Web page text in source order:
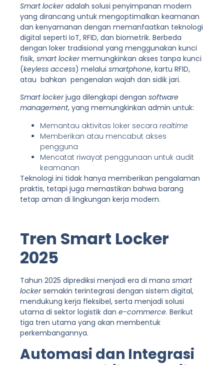
Smart lockeradalah solusi penyimpanan modern
yang dirancang untuk mengoptimalkan keamanan
dan kenyamanan dengan memanfaatkan teknologi
digital seperti IoT, RFID, dan biometrik. Berbeda
dengan loker tradisional yang menggunakan kunci
fisik,smart lockermemungkinkan akses tanpa kunci
(keyless access) melaluismartphone, kartu RFID,
atau bahkan pengenalan wajah dan sidik jari.
Smart lockerjuga dilengkapi dengansoftware
management, yang memungkinkan admin untuk:
Memantau aktivitas loker secararealtime
Memberikan atau mencabut akses
pengguna
Mencatat riwayat penggunaan untuk audit
keamanan
Teknologi ini tidak hanya memberikan pengalaman
praktis, tetapi juga memastikan bahwa barang
tetap aman di lingkungan kerja modern.
Tren Smart Locker
2025
Tahun 2025 diprediksi menjadi era di manasmart
lockersemakin terintegrasi dengan sistem digital,
mendukung kerja fleksibel, serta menjadi solusi
utama di sektor logistik dane-commerce. Berikut
tiga tren utama yang akan membentuk
perkembangannya.
Automasi dan Integrasi